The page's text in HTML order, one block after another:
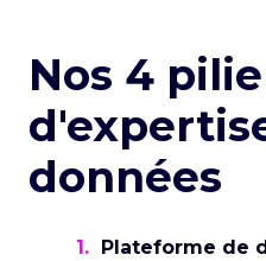
Nos 4
données
1. Plateforme de